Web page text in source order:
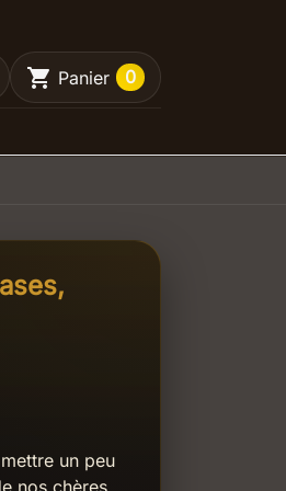
shopping_cart Panier 0
un peu
nos chères